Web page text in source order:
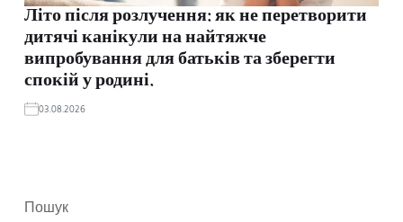
Літо після розлучення: як не перетворити
дитячі канікули на найтяжче
випробування для батьків та зберегти
спокій у родині.
03.08.2026
Пошук